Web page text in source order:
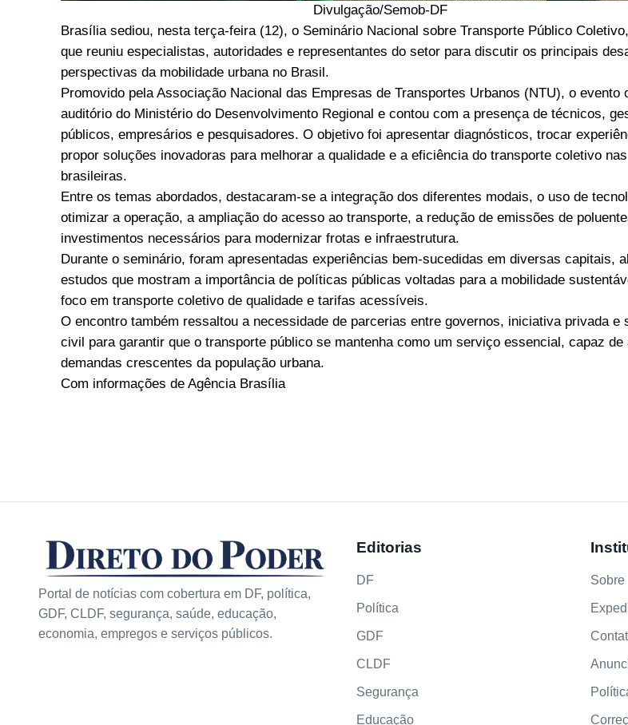
Divulgação/Semob-DF
Brasília sediou, nesta terça-feira (12), o Seminário Nacional sobre Transporte Público
que reuniu especialistas, autoridades e representantes do setor para discutir os principais
perspectivas da mobilidade urbana no Brasil.
Promovido pela Associação Nacional das Empresas de Transportes Urbanos (NTU), o evento
auditório do Ministério do Desenvolvimento Regional e contou com a presença de técnicos,
públicos, empresários e pesquisadores. O objetivo foi apresentar diagnósticos, trocar
propor soluções inovadoras para melhorar a qualidade e a eficiência do transporte coletivo
brasileiras.
Entre os temas abordados, destacaram-se a integração dos diferentes modais, o uso de
otimizar a operação, a ampliação do acesso ao transporte, a redução de emissões de
investimentos necessários para modernizar frotas e infraestrutura.
Durante o seminário, foram apresentadas experiências bem-sucedidas em diversas capitais,
estudos que mostram a importância de políticas públicas voltadas para a mobilidade
foco em transporte coletivo de qualidade e tarifas acessíveis.
O encontro também ressaltou a necessidade de parcerias entre governos, iniciativa privada e
civil para garantir que o transporte público se mantenha como um serviço essencial, capaz de
demandas crescentes da população urbana.
Com informações de Agência Brasília
Portal de notícias com cobertura em DF, política,
GDF, CLDF, segurança, saúde, educação,
economia, empregos e serviços públicos.
Editorias
DF
Política
GDF
CLDF
Segurança
Educação
Sobre